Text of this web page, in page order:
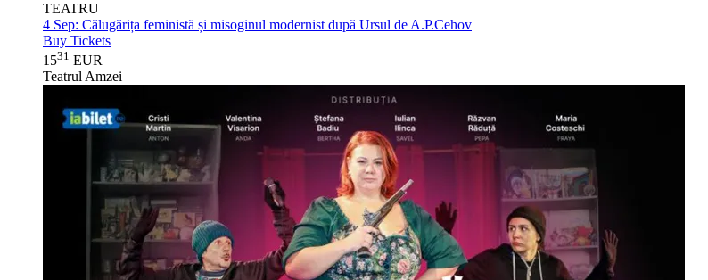
TEATRU
4 Sep: Călugărița feministă și misoginul modernist după Ursul de A.P.Cehov
Buy Tickets
1531 EUR
Teatrul Amzei